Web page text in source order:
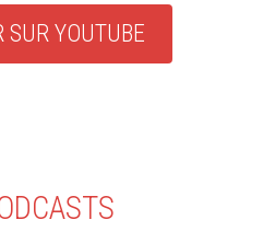
SUR YOUTUBE